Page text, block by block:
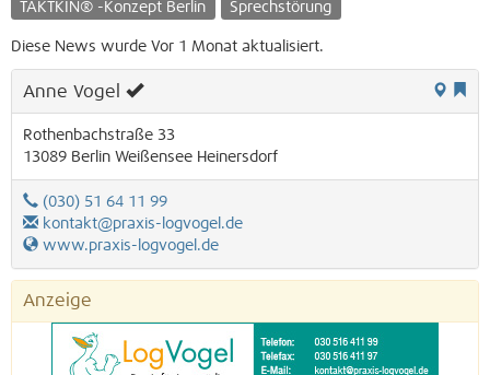
TAKTKIN® -Konzept Berlin
Sprechstörung
Diese News wurde Vor 1 Monat aktualisiert.
Anne Vogel
Rothenbachstraße 33
13089 Berlin Weißensee Heinersdorf
(030) 51 64 11 99
kontakt@praxis-logvogel.de
www.praxis-logvogel.de
Anzeige